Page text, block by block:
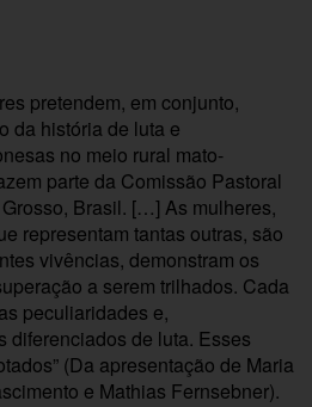
pretendem, em conjunto,
da história de luta e
no meio rural mato-
parte da Comissão Pastoral
Brasil. […] As mulheres,
representam tantas outras, são
vivências, demonstram os
a serem trilhados. Cada
peculiaridades e,
diferenciados de luta. Esses
(Da apresentação de Maria
e Mathias Fernsebner).